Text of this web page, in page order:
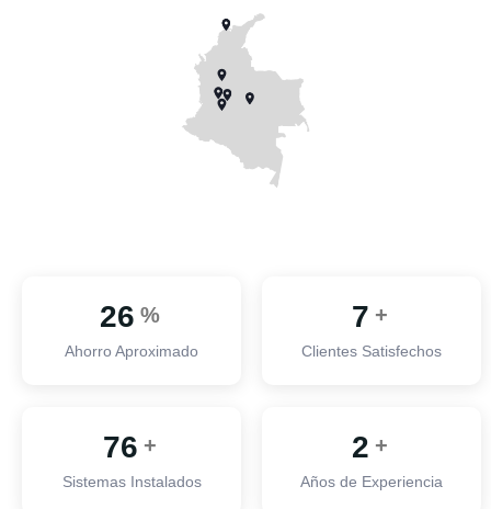
33 %
Ahorro Aproximado
9 +
Clientes Satisfechos
98 +
Sistemas Instalados
2 +
Años de Experiencia